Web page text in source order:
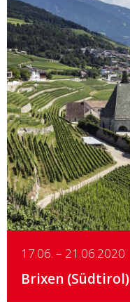
17.06. – 21.06.2020
Brixen (Südtirol)